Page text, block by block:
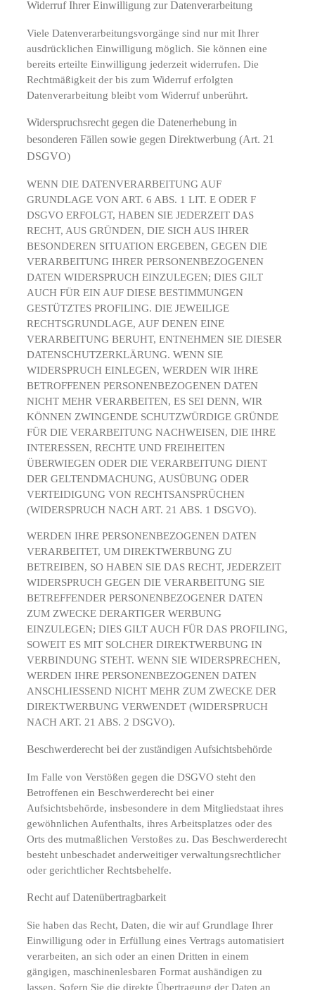
Widerruf Ihrer Einwilligung zur Datenverarbeitung
Viele Datenverarbeitungsvorgänge sind nur mit Ihrer
ausdrücklichen Einwilligung möglich. Sie können eine
bereits erteilte Einwilligung jederzeit widerrufen. Die
Rechtmäßigkeit der bis zum Widerruf erfolgten
Datenverarbeitung bleibt vom Widerruf unberührt.
Widerspruchsrecht gegen die Datenerhebung in
besonderen Fällen sowie gegen Direktwerbung (Art. 21
DSGVO)
WENN DIE DATENVERARBEITUNG AUF
GRUNDLAGE VON ART. 6 ABS. 1 LIT. E ODER F
DSGVO ERFOLGT, HABEN SIE JEDERZEIT DAS
RECHT, AUS GRÜNDEN, DIE SICH AUS IHRER
BESONDEREN SITUATION ERGEBEN, GEGEN DIE
VERARBEITUNG IHRER PERSONENBEZOGENEN
DATEN WIDERSPRUCH EINZULEGEN; DIES GILT
AUCH FÜR EIN AUF DIESE BESTIMMUNGEN
GESTÜTZTES PROFILING. DIE JEWEILIGE
RECHTSGRUNDLAGE, AUF DENEN EINE
VERARBEITUNG BERUHT, ENTNEHMEN SIE DIESER
DATENSCHUTZERKLÄRUNG. WENN SIE
WIDERSPRUCH EINLEGEN, WERDEN WIR IHRE
BETROFFENEN PERSONENBEZOGENEN DATEN
NICHT MEHR VERARBEITEN, ES SEI DENN, WIR
KÖNNEN ZWINGENDE SCHUTZWÜRDIGE GRÜNDE
FÜR DIE VERARBEITUNG NACHWEISEN, DIE IHRE
INTERESSEN, RECHTE UND FREIHEITEN
ÜBERWIEGEN ODER DIE VERARBEITUNG DIENT
DER GELTENDMACHUNG, AUSÜBUNG ODER
VERTEIDIGUNG VON RECHTSANSPRÜCHEN
(WIDERSPRUCH NACH ART. 21 ABS. 1 DSGVO).
WERDEN IHRE PERSONENBEZOGENEN DATEN
VERARBEITET, UM DIREKTWERBUNG ZU
BETREIBEN, SO HABEN SIE DAS RECHT, JEDERZEIT
WIDERSPRUCH GEGEN DIE VERARBEITUNG SIE
BETREFFENDER PERSONENBEZOGENER DATEN
ZUM ZWECKE DERARTIGER WERBUNG
EINZULEGEN; DIES GILT AUCH FÜR DAS PROFILING,
SOWEIT ES MIT SOLCHER DIREKTWERBUNG IN
VERBINDUNG STEHT. WENN SIE WIDERSPRECHEN,
WERDEN IHRE PERSONENBEZOGENEN DATEN
ANSCHLIESSEND NICHT MEHR ZUM ZWECKE DER
DIREKTWERBUNG VERWENDET (WIDERSPRUCH
NACH ART. 21 ABS. 2 DSGVO).
Beschwerde­recht bei der zuständigen Aufsichts­behörde
Im Falle von Verstößen gegen die DSGVO steht den
Betroffenen ein Beschwerderecht bei einer
Aufsichtsbehörde, insbesondere in dem Mitgliedstaat ihres
gewöhnlichen Aufenthalts, ihres Arbeitsplatzes oder des
Orts des mutmaßlichen Verstoßes zu. Das Beschwerderecht
besteht unbeschadet anderweitiger verwaltungsrechtlicher
oder gerichtlicher Rechtsbehelfe.
Recht auf Daten­übertrag­barkeit
Sie haben das Recht, Daten, die wir auf Grundlage Ihrer
Einwilligung oder in Erfüllung eines Vertrags automatisiert
verarbeiten, an sich oder an einen Dritten in einem
gängigen, maschinenlesbaren Format aushändigen zu
lassen. Sofern Sie die direkte Übertragung der Daten an